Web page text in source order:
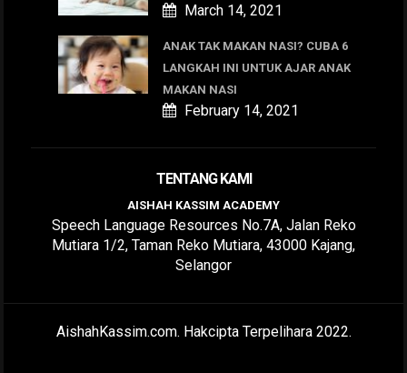
March 14, 2021
ANAK TAK MAKAN NASI? CUBA 6
LANGKAH INI UNTUK AJAR ANAK
MAKAN NASI
February 14, 2021
TENTANG KAMI
AISHAH KASSIM ACADEMY
Speech Language Resources No.7A, Jalan Reko
Mutiara 1/2, Taman Reko Mutiara, 43000 Kajang,
Selangor
AishahKassim.com. Hakcipta Terpelihara 2022.